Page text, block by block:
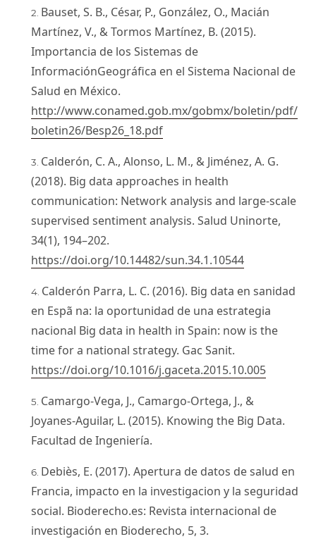
Bauset, S. B., César, P., González, O., Macián
Martínez, V., & Tormos Martínez, B. (2015).
Importancia de los Sistemas de
InformaciónGeográfica en el Sistema Nacional de
Salud en México.
http://www.conamed.gob.mx/gobmx/boletin/pdf/
boletin26/Besp26_18.pdf
Calderón, C. A., Alonso, L. M., & Jiménez, A. G.
(2018). Big data approaches in health
communication: Network analysis and large-scale
supervised sentiment analysis. Salud Uninorte,
34(1), 194–202.
https://doi.org/10.14482/sun.34.1.10544
Calderón Parra, L. C. (2016). Big data en sanidad
en Espã na: la oportunidad de una estrategia
nacional Big data in health in Spain: now is the
time for a national strategy. Gac Sanit.
https://doi.org/10.1016/j.gaceta.2015.10.005
Camargo-Vega, J., Camargo-Ortega, J., &
Joyanes-Aguilar, L. (2015). Knowing the Big Data.
Facultad de Ingeniería.
Debiès, E. (2017). Apertura de datos de salud en
Francia, impacto en la investigacion y la seguridad
social. Bioderecho.es: Revista internacional de
investigación en Bioderecho, 5, 3.